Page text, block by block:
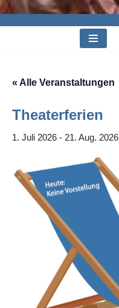
« Alle Veranstaltungen
Theaterferien
1. Juli 2026 - 21. Aug. 2026